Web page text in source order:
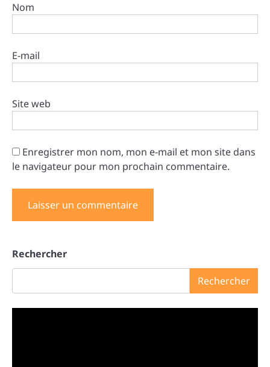
Nom
E-mail
Site web
Enregistrer mon nom, mon e-mail et mon site dans
le navigateur pour mon prochain commentaire.
Rechercher
Rechercher